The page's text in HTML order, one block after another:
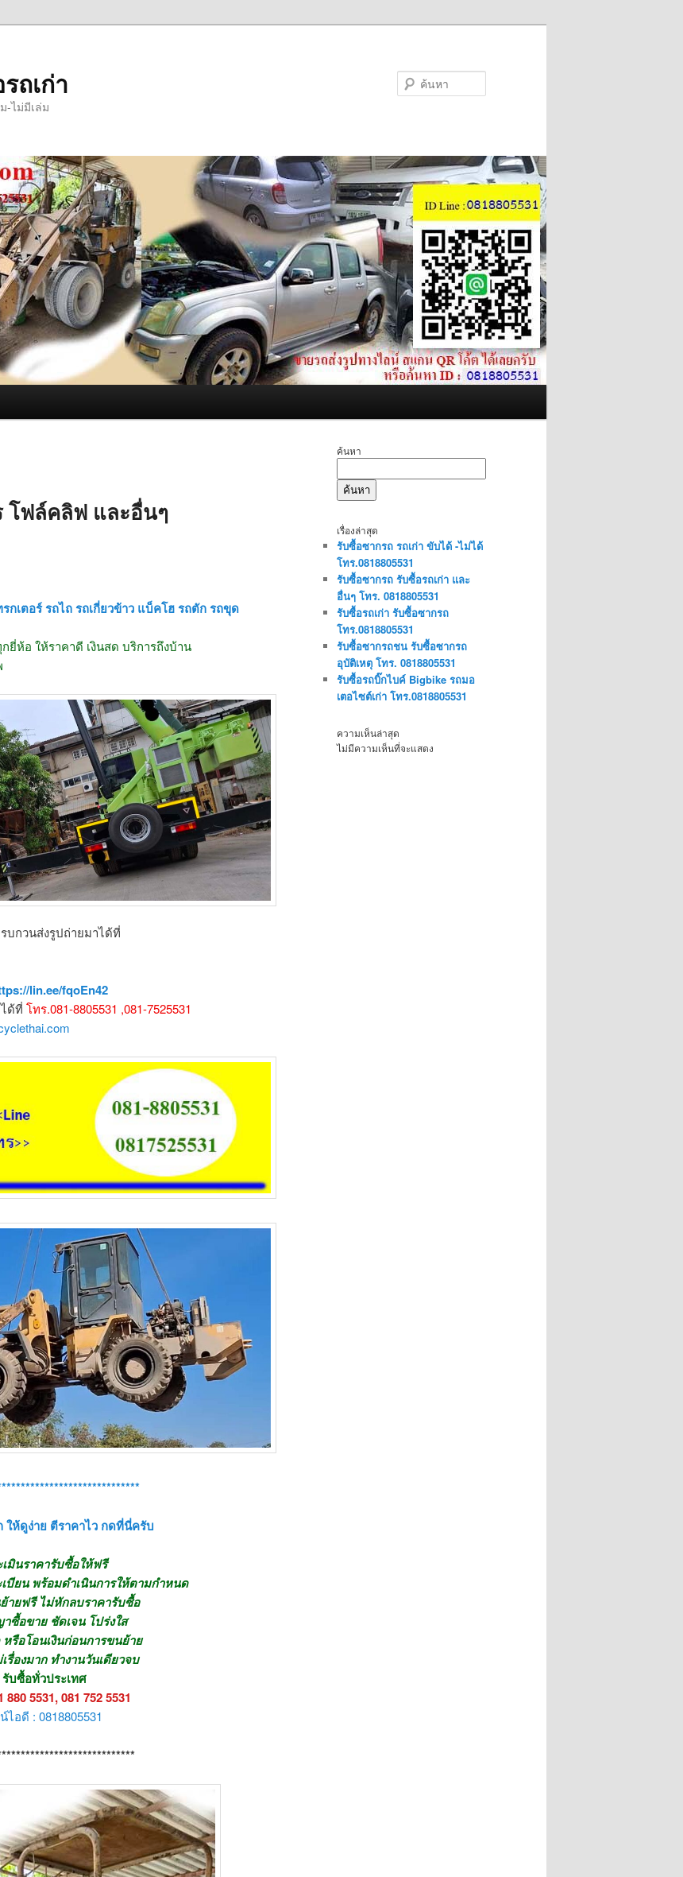
ถเก่า
-ไม่มีเล่ม
โฟล์คลิฟ และอื่นๆ
เตอร์ รถไถ รถเกี่ยวข้าว แบ็คโฮ รถตัก รถขุด
ห้อ ให้ราคาดี เงินสด บริการถึงบ้าน
บกวนส่งรูปถ่ายมาได้ที่
lin.ee/fqoEn42
ด้ที่ โทร.081-8805531 ,081-7525531
ให้ดูง่าย ตีราคาไว กดที่นี่ครับ
เมินราคารับซื้อให้ฟรี
เบียน พร้อมดำเนินการให้ตามกำหนด
ายฟรี ไม่หักลบราคารับซื้อ
ซื้อขาย ชัดเจน โปร่งใส
หรือโอนเงินก่อนการขนย้าย
รื่องมาก ทำงานวันเดียวจบ
รับซื้อทั่วประเทศ
880 5531, 081 752 5531
ไอดี : 0818805531
ค้นหา
ค้นหา
เรื่องล่าสุด
รับซื้อซากรถ รถเก่า ขับได้ -ไม่ได้
โทร.0818805531
รับซื้อซากรถ รับซื้อรถเก่า และ
อื่นๆ โทร. 0818805531
รับซื้อรถเก่า รับซื้อซากรถ
โทร.0818805531
รับซื้อซากรถชน รับซื้อซากรถ
อุบัติเหตุ โทร. 0818805531
รับซื้อรถบิ๊กไบค์ Bigbike รถมอ
เตอไซต์เก่า โทร.0818805531
ความเห็นล่าสุด
ไม่มีความเห็นที่จะแสดง